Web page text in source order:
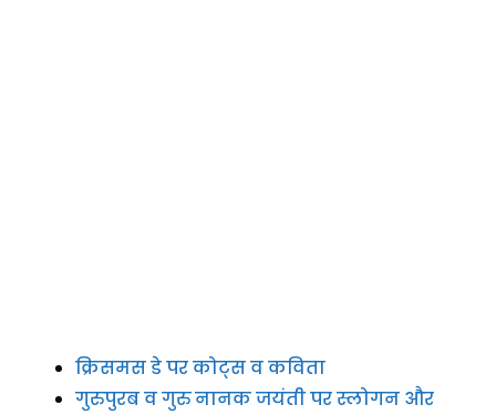
क्रिसमस डे पर कोट्स व कविता
गुरुपुरब व गुरु नानक जयंती पर स्लोगन और